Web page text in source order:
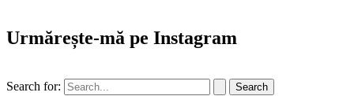
Urmărește-mă pe Instagram
Search for: